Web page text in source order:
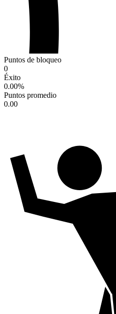
Puntos de bloqueo
0
Éxito
0.00%
Puntos promedio
0.00